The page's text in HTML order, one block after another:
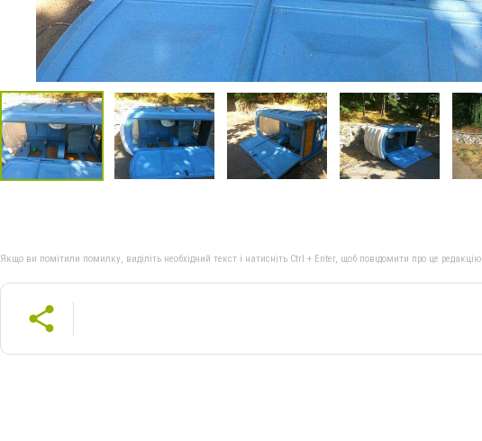
Якщо ви помітили помилку, виділіть необхідний текст і натисніть Ctrl + Enter, щоб повідомити про це редакцію